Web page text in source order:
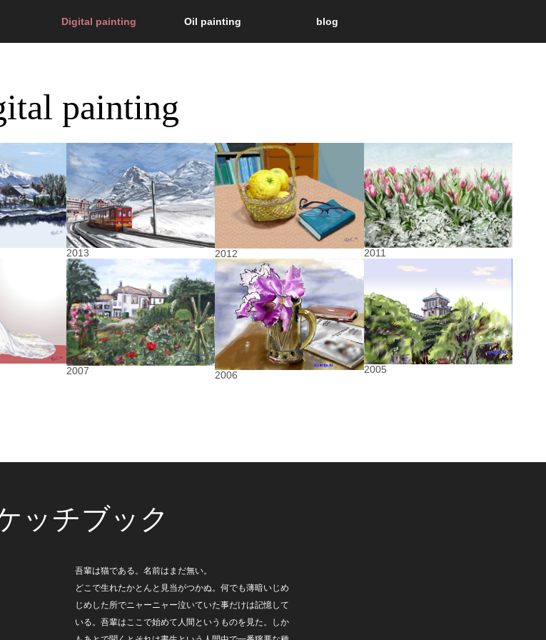
Digital painting Oil painting blog
painting
2013 2012 2011
2007 2006 2005
ッチブック
吾輩は猫である。名前はまだ無い。
どこで生れたかとんと見当がつかぬ。何でも薄暗いじめ
じめした所でニャーニャー泣いていた事だけは記憶して
いる。吾輩はここで始めて人間というものを見た。しか